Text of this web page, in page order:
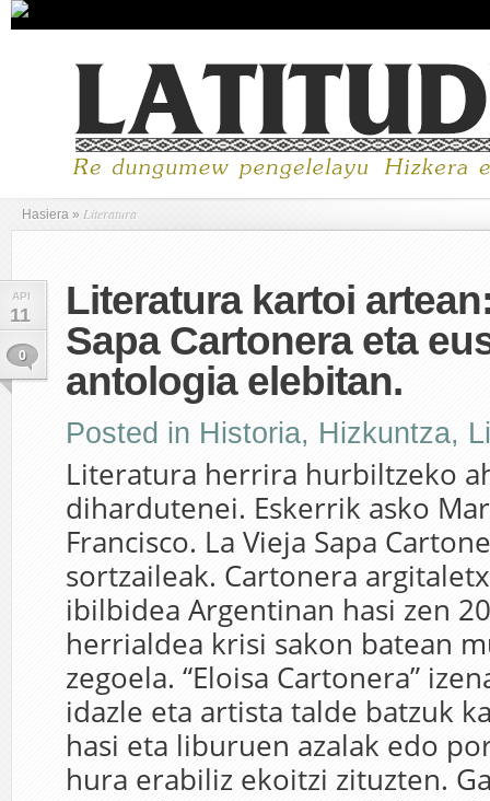
Hasiera » Literatura
API
11
0
Literatura kartoi
Sapa Cartonera eta
antologia elebitan.
Posted in Historia, Hizkuntza,
Literatura herrira hurbiltzeko
dihardutenei. Eskerrik asko
Francisco. La Vieja Sapa
sortzaileak. Cartonera
ibilbidea Argentinan hasi zen
herrialdea krisi sakon batean
zegoela. “Eloisa Cartonera”
idazle eta artista talde batzuk
hasi eta liburuen azalak edo
hura erabiliz ekoitzi zituzten.